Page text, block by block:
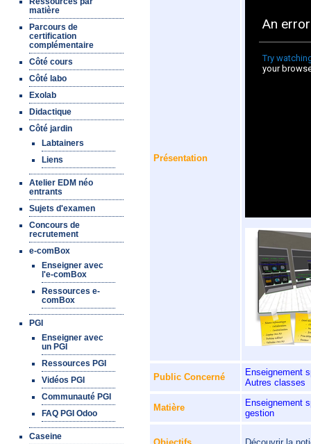
matière
Parcours de
certification
complémentaire
Côté cours
Côté labo
Exolab
Didactique
Côté jardin
Labtainers
Liens
Atelier EDM néo
entrants
Sujets d'examen
Concours de
recrutement
e-comBox
Enseigner avec
l'e-comBox
Ressources e-
comBox
PGI
Enseigner avec
un PGI
Ressources PGI
Vidéos PGI
Communauté PGI
FAQ PGI Odoo
Caseine
Présentation
Public Concerné
Enseignement
Autres classes
Matière
Enseignement
gestion